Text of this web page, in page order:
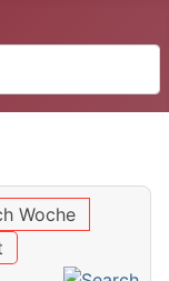
Woche